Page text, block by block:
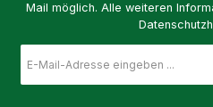
Mail möglich. Alle weiteren
Mail-
Adresse